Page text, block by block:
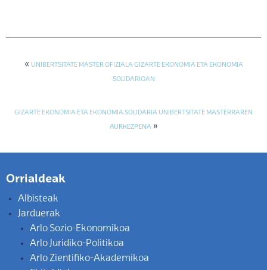
« UNIBERTSITATE MASTER OFIZIALA GIZARTE EKONOMIA ETA EKONOMIA
SOLIDARIOAN
GIZARTE EKONOMIA ETA EKONOMIA SOLIDARIA UNIBERTSITATE MASTERRAREN
AURKEZPENA»
Orrialdeak
Albisteak
Jarduerak
Arlo Sozio-Ekonomikoa
Arlo Juridiko-Politikoa
Arlo Zientifiko-Akademikoa